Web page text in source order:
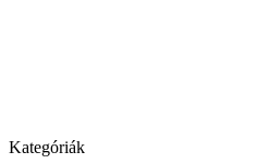
Kategóriák